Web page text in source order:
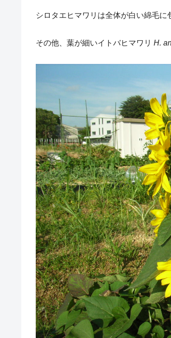
シロタエヒマワリは全体が白い綿毛に
その他、葉が細いイトバヒマワリ H.